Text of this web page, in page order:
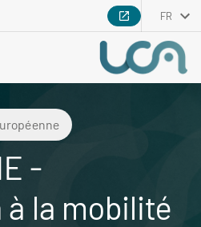
FR
-
la mobilité